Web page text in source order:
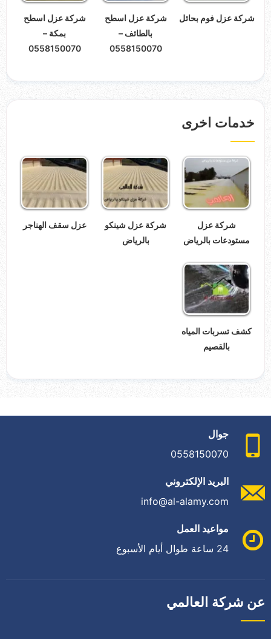
شركة عزل فوم بحائل
شركة عزل اسطح
بالطائف –
0558150070
شركة عزل اسطح
بمكة –
0558150070
خدمات اخرى
شركة عزل
مستودعات بالرياض
شركة عزل شينكو
بالرياض
عزل سقف الهناجر
كشف تسربات المياه
بالقصيم
جوال
0558150070
البريد الإلكتروني
info@al-alamy.com
مواعيد العمل
24 ساعة طوال أيام الأسبوع
عن شركة العالمي